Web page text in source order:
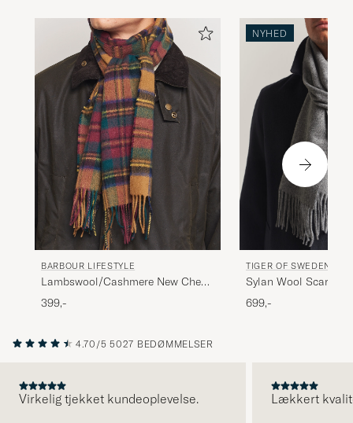
BARBOUR LIFESTYLE
Lambswool/Cashmere New Check
Tartan Harvest Gold
399,-
NYHED
TIGER OF SWEDEN
Sylan Wool Scarf
699,-
4.70/5 5027 BEDØMMELSER
Virkelig tjekket kundeoplevelse. Lækkert